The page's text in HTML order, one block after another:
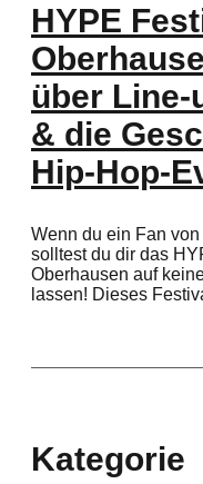
HYPE
über Line-
& die
Hip-Hop-
Wenn du ein Fan
solltest du dir das
Oberhausen auf
lassen! Dieses
Kategorie